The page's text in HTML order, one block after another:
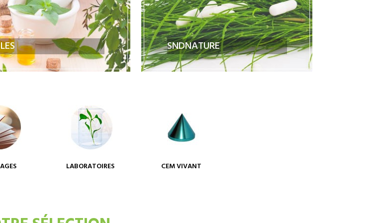
SNDNATURE
LABORATOIRES CEM VIVANT